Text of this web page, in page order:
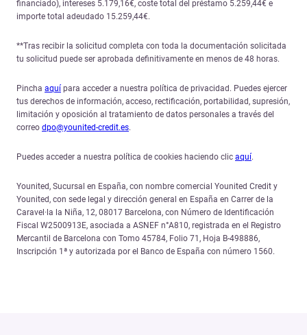
financiado), intereses 5.179,16€, coste total del préstamo 5.259,44€ e
importe total adeudado 15.259,44€.
**Tras recibir la solicitud completa con toda la documentación solicitada
tu solicitud puede ser aprobada definitivamente en menos de 48 horas.
Pincha aquí para acceder a nuestra política de privacidad. Puedes ejercer
tus derechos de información, acceso, rectificación, portabilidad, supresión,
limitación y oposición al tratamiento de datos personales a través del
correo dpo@younited-credit.es.
Puedes acceder a nuestra política de cookies haciendo clic aquí.
Younited, Sucursal en España, con nombre comercial Younited Credit y
Younited, con sede legal y dirección general en España en Carrer de la
Caravel·la la Niña, 12, 08017 Barcelona, con Número de Identificación
Fiscal W2500913E, asociada a ASNEF n°A810, registrada en el Registro
Mercantil de Barcelona con Tomo 45784, Folio 71, Hoja B-498886,
Inscripción 1ª y autorizada por el Banco de España con número 1560.